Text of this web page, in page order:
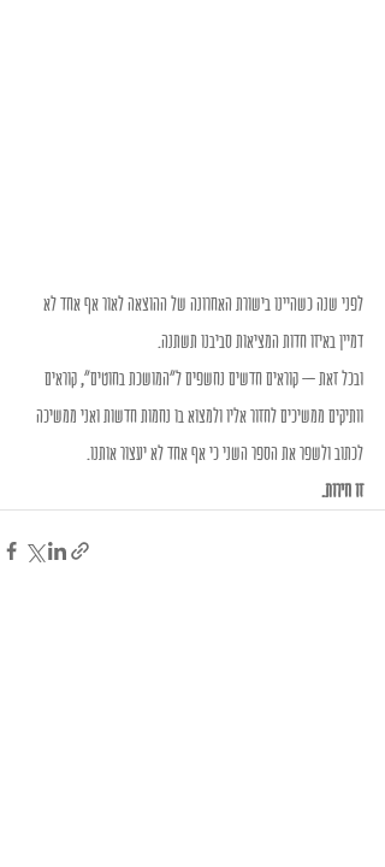
לפני שנה כשהיינו בישורת האחרונה של ההוצאה לאור אף אחד לא
דמיין באיזו חדות המציאות סביבנו תשתנה.
ובכל זאת – קוראים חדשים נחשפים ל"המושכת בחוטים", קוראים
וותיקים ממשיכים לחזור אליו ולמצוא בו נחמות חדשות ואני ממשיכה
לכתוב ולשפר את הספר השני כי אף אחד לא יעצור אותנו.
זו חירות.